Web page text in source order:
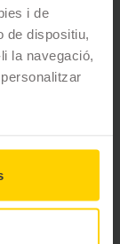
i de
de dispositiu,
la navegació,
SN110